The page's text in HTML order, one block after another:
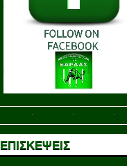
ΕΠΙΣΚΕΨΕΙΣ